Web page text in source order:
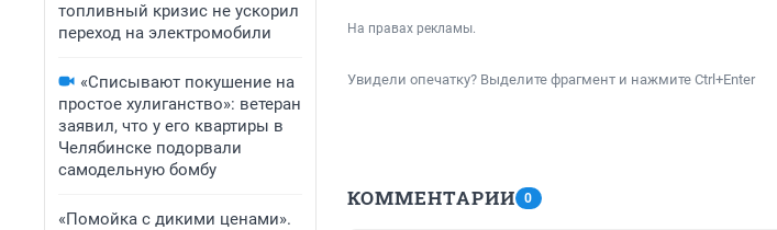
топливный кризис не ускорил
переход на электромобили
«Списывают покушение на
простое хулиганство»: ветеран
заявил, что у его квартиры в
Челябинске подорвали
самодельную бомбу
«Помойка с дикими ценами».
На правах рекламы.
Увидели опечатку? Выделите фрагмент и нажмите Ctrl+Enter
КОММЕНТАРИИ 0